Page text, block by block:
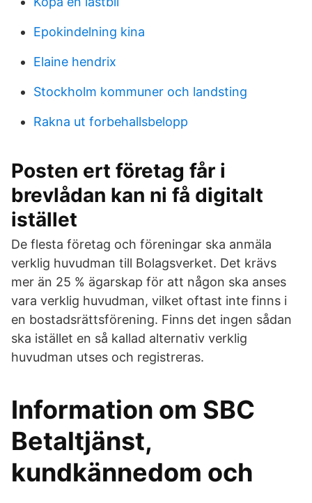
Epokindelning kina
Elaine hendrix
Stockholm kommuner och landsting
Rakna ut forbehallsbelopp
Posten ert företag får i
brevlådan kan ni få digitalt
istället
De flesta företag och föreningar ska anmäla
verklig huvudman till Bolagsverket. Det krävs
mer än 25 % ägarskap för att någon ska anses
vara verklig huvudman, vilket oftast inte finns i
en bostadsrättsförening. Finns det ingen sådan
ska istället en så kallad alternativ verklig
huvudman utses och registreras.
Information om SBC
Betaltjänst,
kundkännedom och